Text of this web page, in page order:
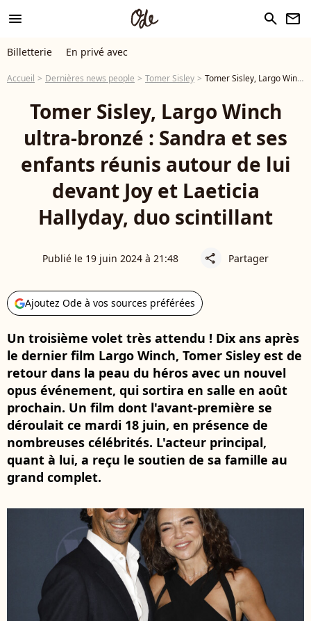
menu search newsletter
Billetterie En privé avec
Accueil Dernières news people Tomer Sisley Tomer Sisley, Largo Winch ultra-bronzé : Sandra et ses enfants réunis autour de lui devant Joy et Laeticia Hallyday, duo scintillant
Tomer Sisley, Largo Winch
ultra-bronzé : Sandra et ses
enfants réunis autour de lui
devant Joy et Laeticia
Hallyday, duo scintillant
Publié le 19 juin 2024 à 21:48 share Partager
Ajoutez Ode à vos sources préférées
Un troisième volet très attendu ! Dix ans après
le dernier film Largo Winch, Tomer Sisley est de
retour dans la peau du héros avec un nouvel
opus événement, qui sortira en salle en août
prochain. Un film dont l'avant-première se
déroulait ce mardi 18 juin, en présence de
nombreuses célébrités. L'acteur principal,
quant à lui, a reçu le soutien de sa famille au
grand complet.